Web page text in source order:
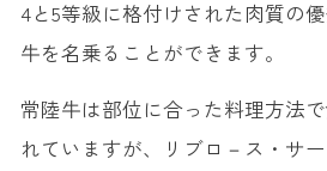
11.つくばうどん
12.たらし焼き
4と5等級に格付けされた肉質の
牛を名乗ることができます。
常陸牛は部位に合った料理方法
れていますが、リブロ－ス・サ